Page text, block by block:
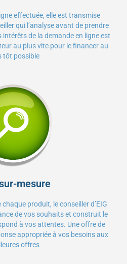
effectuée, elle est transmise
qui l’analyse avant de prendre
de la demande en ligne est
au plus vite pour le financer au
tôt possible
mesure
produit, le conseiller d’EIG
de vos souhaits et construit le
à vos attentes. Une offre de
appropriée à vos besoins aux
offres